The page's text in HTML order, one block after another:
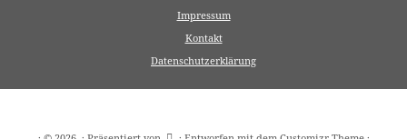
Impressum
Kontakt
Datenschutzerklärung